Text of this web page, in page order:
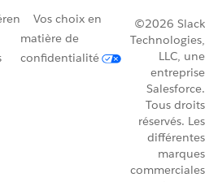
Vos choix en
matière de
confidentialité
©2026 Slack
Technologies,
LLC, une
entreprise
Salesforce.
Tous droits
réservés. Les
différentes
marques
commerciales